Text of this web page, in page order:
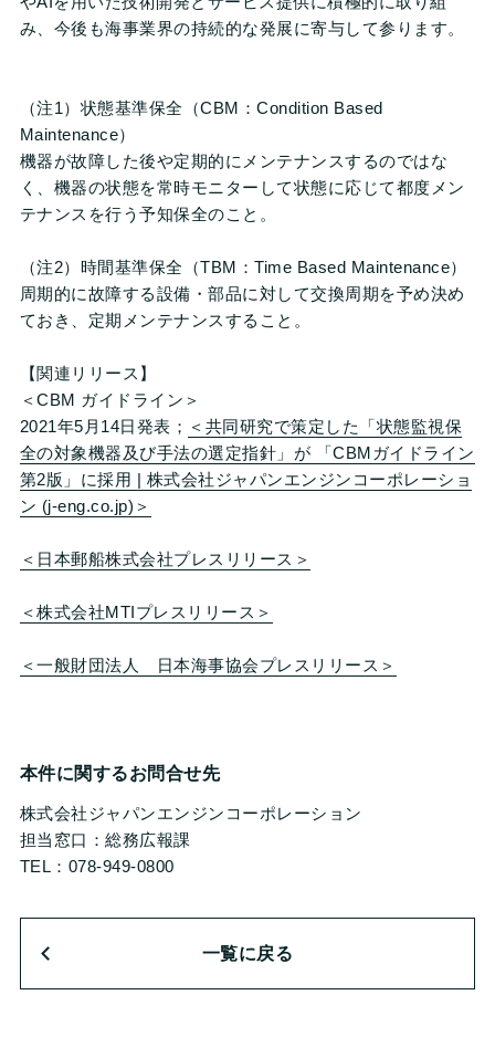
み、今後も海事業界の持続的な発展に寄与して参ります。
（注1）状態基準保全（CBM：Condition Based
Maintenance）
機器が故障した後や定期的にメンテナンスするのではな
く、機器の状態を常時モニターして状態に応じて都度メン
テナンスを⾏う予知保全のこと。
（注2）時間基準保全（TBM：Time Based Maintenance）
周期的に故障する設備・部品に対して交換周期を予め決め
ておき、定期メンテナンスすること。
【関連リリース】
＜CBM ガイドライン＞
2021年5月14日発表； ＜共同研究で策定した「状態監視保
全の対象機器及び手法の選定指針」が 「CBMガイドライン
第2版」に採用 | 株式会社ジャパンエンジンコーポレーショ
ン (j-eng.co.jp)＞
＜日本郵船株式会社プレスリリース＞
＜株式会社MTIプレスリリース＞
＜一般財団法人 日本海事協会プレスリリース＞
本件に関するお問合せ先
株式会社ジャパンエンジンコーポレーション
担当窓口：総務広報課
TEL：078-949-0800
一覧に戻る